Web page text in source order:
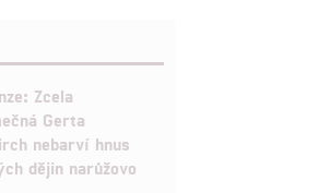
Zcela
Gerta
nebarví hnus
dějin narůžovo